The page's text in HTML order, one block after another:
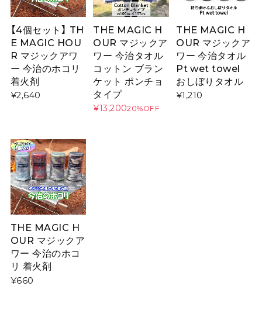
【4個セット】 TH
E MAGIC HOU
R マジックアワ
ー 今治のホコリ
着火剤
¥2,640
THE MAGIC H
OUR マジックア
ワー 今治タオル
コットン ブラン
ケット ポンチョ
タイプ
¥13,20020%OFF
THE MAGIC H
OUR マジックア
ワー 今治タオル
Pt wet towel
おしぼりタオル
¥1,210
THE MAGIC H
OUR マジックア
ワー 今治のホコ
リ 着火剤
¥660